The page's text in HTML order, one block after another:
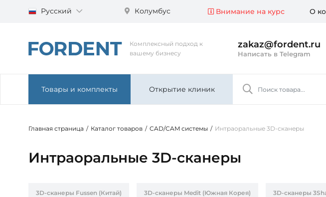
Русский Колумбус Внимание на курс О
Комплексный подход к
вашему бизнесу
zakaz@fordent.ru
Написать в Telegram
Товары и комплекты Открытие клиник
Главная страница / Каталог товаров / CAD/CAM системы / Интраоральные 3D-сканеры
Интраоральные 3D-сканеры
3D-сканеры Fussen (Китай) 3D-сканеры Medit (Южная Корея) 3D-сканеры